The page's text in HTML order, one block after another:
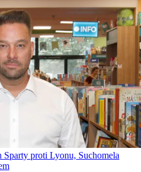
proti Lyonu, Suchomela